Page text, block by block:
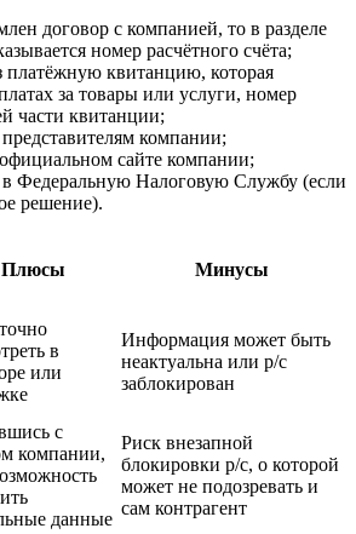
договор с компанией, то в разделе
номер расчётного счёта;
платёжную квитанцию, которая
за товары или услуги, номер
части квитанции;
компании;
сайте компании;
в Федеральную Налоговую Службу (если
решение).
Плюсы Минусы
в
или
Информация может быть
неактуальна или р/с
заблокирован
с
компании,
данные
Риск внезапной
блокировки р/с, о которой
может не подозревать и
сам контрагент